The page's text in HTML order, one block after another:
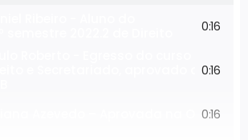
0:16
e Secretariado, aprovado da0:16
Azevedo – Aprovada na OAB
0:16